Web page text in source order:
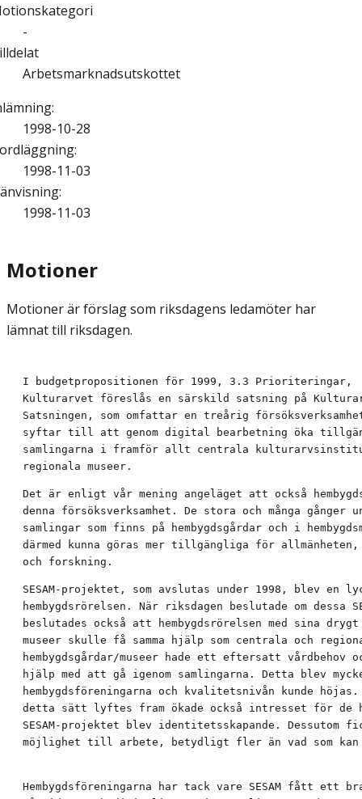
-
Arbetsmarknadsutskottet
:
1998-10-28
:
1998-11-03
:
1998-11-03
Motioner
Motioner är förslag som riksdagens ledamöter har
lämnat till riksdagen.
I budgetpropositionen för 1999, 3.3 Prioriteringar,
Kulturarvet föreslås en särskild satsning på
Satsningen, som omfattar en treårig
syftar till att genom digital bearbetning öka
samlingarna i framför allt centrala
regionala museer.
Det är enligt vår mening angeläget att också
denna försöksverksamhet. De stora och många gånger
samlingar som finns på hembygdsgårdar och i
därmed kunna göras mer tillgängliga för
och forskning.
SESAM-projektet, som avslutas under 1998, blev en
hembygdsrörelsen. När riksdagen beslutade om dessa
beslutades också att hembygdsrörelsen med sina drygt
museer skulle få samma hjälp som centrala och
hembygdsgårdar/museer hade ett eftersatt
hjälp med att gå igenom samlingarna. Detta blev
hembygdsföreningarna och kvalitetsnivån kunde
detta sätt lyftes fram ökade också intresset för de
SESAM-projektet blev identitetsskapande. Dessutom
möjlighet till arbete, betydligt fler än vad som kan
Hembygdsföreningarna har tack vare SESAM fått ett